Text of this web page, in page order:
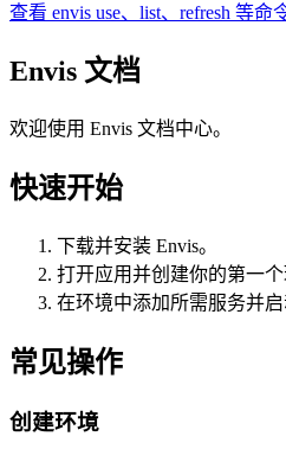
查看 envis use、list、refresh 等命
Envis 文档
欢迎使用 Envis 文档中心。
快速开始
下载并安装 Envis。
打开应用并创建你的第一个
在环境中添加所需服务并启
常见操作
创建环境